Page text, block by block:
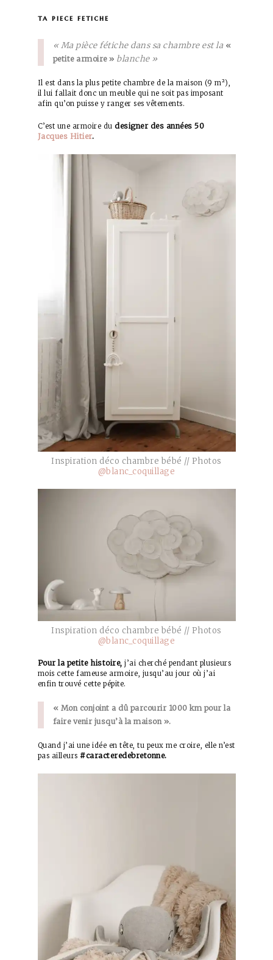
ta piece fetiche
« Ma pièce fétiche dans sa chambre est la «
petite armoire » blanche »
Il est dans la plus petite chambre de la maison (9 m²),
il lui fallait donc un meuble qui ne soit pas imposant
afin qu’on puisse y ranger ses vêtements.
C’est une armoire du designer des années 50
Jacques Hitier.
Inspiration déco chambre bébé // Photos
@blanc_coquillage
Inspiration déco chambre bébé // Photos
@blanc_coquillage
Pour la petite histoire, j’ai cherché pendant plusieurs
mois cette fameuse armoire, jusqu’au jour où j’ai
enfin trouvé cette pépite.
« Mon conjoint a dû parcourir 1000 km pour la
faire venir jusqu’à la maison ».
Quand j’ai une idée en tête, tu peux me croire, elle n’est
pas ailleurs #caracteredebretonne.